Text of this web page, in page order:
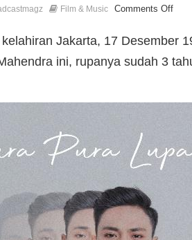
Film & Music Comments Off
Jakarta, 17 Desember
ini, rupanya sudah 3